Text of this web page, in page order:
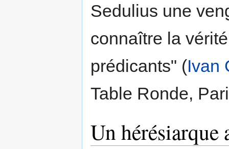
Sedulius une
connaître la
prédicants" (Ivan
Table Ronde,
Un hérésiarque